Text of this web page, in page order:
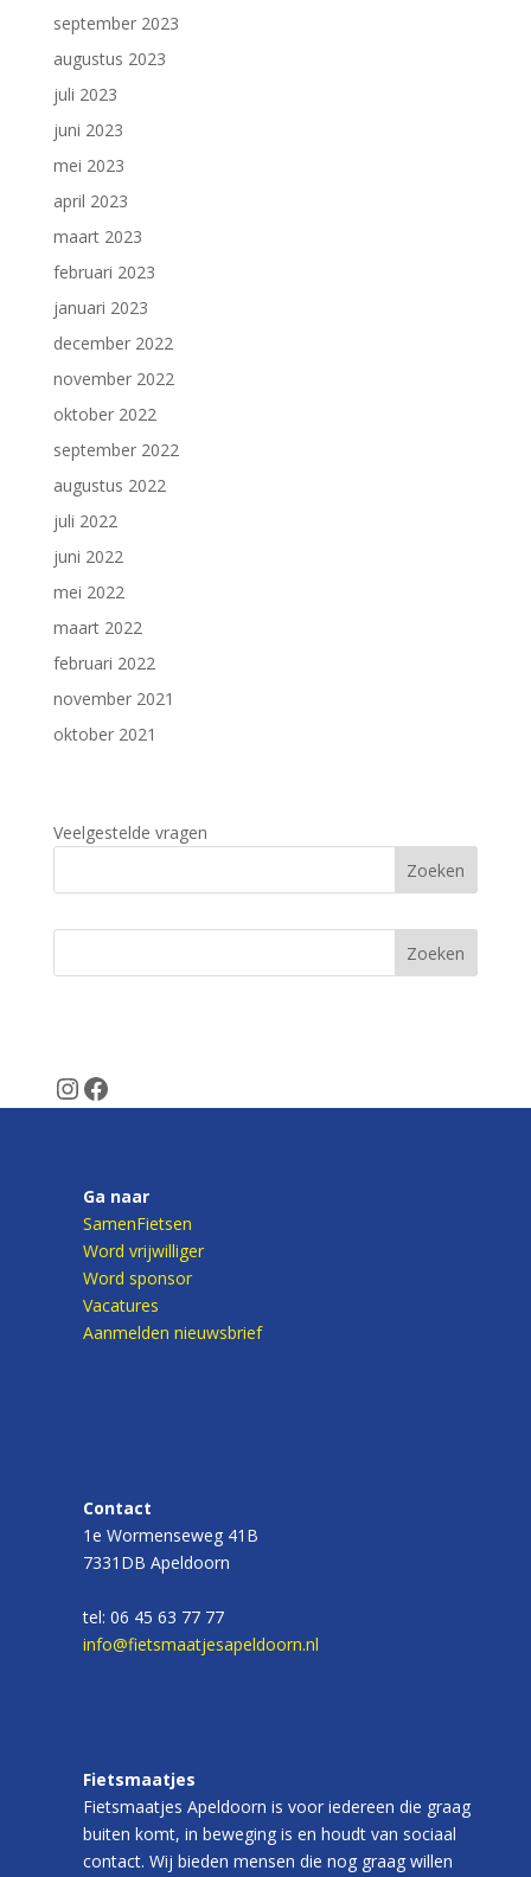
september 2023
augustus 2023
juli 2023
juni 2023
mei 2023
april 2023
maart 2023
februari 2023
januari 2023
december 2022
november 2022
oktober 2022
september 2022
augustus 2022
juli 2022
juni 2022
mei 2022
maart 2022
februari 2022
november 2021
oktober 2021
Veelgestelde vragen
Zoeken
Instagram
Facebook
Ga naar
SamenFietsen
Word vrijwilliger
Word sponsor
Vacatures
Aanmelden nieuwsbrief
Contact
1e Wormenseweg 41B
7331DB Apeldoorn
tel: 06 45 63 77 77
info@fietsmaatjesapeldoorn.nl
Fietsmaatjes
Fietsmaatjes Apeldoorn is voor iedereen die graag
buiten komt, in beweging is en houdt van sociaal
contact. Wij bieden mensen die nog graag willen